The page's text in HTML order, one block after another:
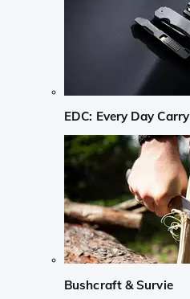
EDC: Every Day Carry
Bushcraft & Survie